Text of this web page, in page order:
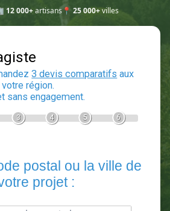
12 000+artisans📍 25 000+villes
demandez3 devis comparatifs